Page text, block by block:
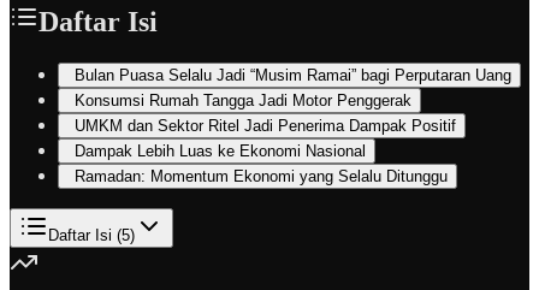
Daftar Isi
Bulan Puasa Selalu Jadi “Musim Ramai” bagi Perputaran Uang
Konsumsi Rumah Tangga Jadi Motor Penggerak
UMKM dan Sektor Ritel Jadi Penerima Dampak Positif
Dampak Lebih Luas ke Ekonomi Nasional
Ramadan: Momentum Ekonomi yang Selalu Ditunggu
Daftar Isi (5)